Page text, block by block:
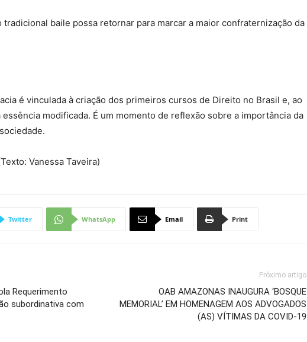
tradicional baile possa retornar para marcar a maior confraternização da
é vinculada à criação dos primeiros cursos de Direito no Brasil e, ao
modificada. É um momento de reflexão sobre a importância da
Vanessa Taveira)
Twitter WhatsApp Email Print
Requerimento
subordinativa com
Próximo artigo
OAB AMAZONAS INAUGURA ‘BOSQUE
MEMORIAL’ EM HOMENAGEM AOS ADVOGADOS
(AS) VÍTIMAS DA COVID-19